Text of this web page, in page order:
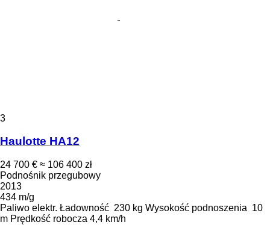
3
Haulotte HA12
24 700 € ≈ 106 400 zł
Podnośnik przegubowy
2013
434 m/g
Paliwo elektr. Ładowność 230 kg Wysokość podnoszenia 10
m Prędkość robocza 4,4 km/h